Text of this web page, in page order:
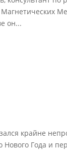
он...
крайне
Года и